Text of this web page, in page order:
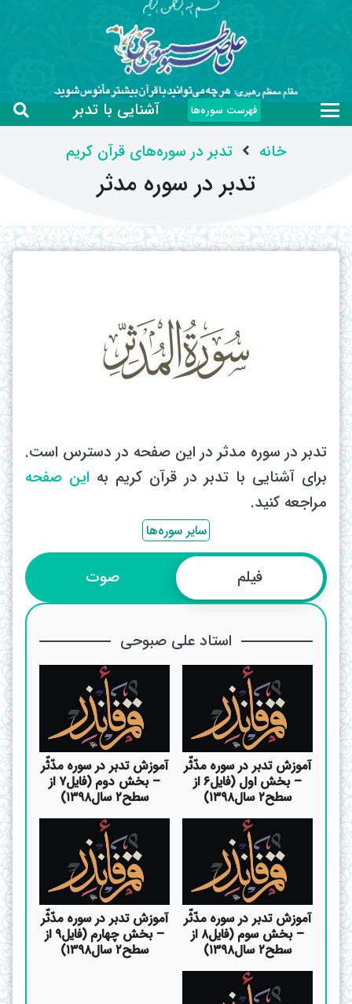
فهرست سوره‌ها
آشنایی با تدبر
خانه
تدبر در سوره‌های قرآن کریم
تدبر در سوره مدثر
تدبر در سوره مدثر در این صفحه در دسترس است.
برای آشنایی با تدبر در قرآن کریم به این صفحه
مراجعه کنید.
سایر سوره‌ها
فیلم صوت
استاد علی صبوحی
آموزش تدبر در سوره مدّثّر
– بخش اول (فایل۶ از
سطح۲ سال۱۳۹۸)
آموزش تدبر در سوره مدّثّر
– بخش دوم (فایل۷ از
سطح۲ سال۱۳۹۸)
آموزش تدبر در سوره مدّثّر
– بخش سوم (فایل۸ از
سطح۲ سال۱۳۹۸)
آموزش تدبر در سوره مدّثّر
– بخش چهارم (فایل۹ از
سطح۲ سال۱۳۹۸)